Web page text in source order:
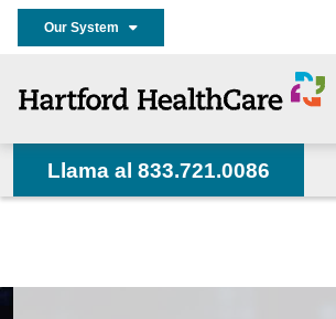
Our System
Llama al 833.721.0086